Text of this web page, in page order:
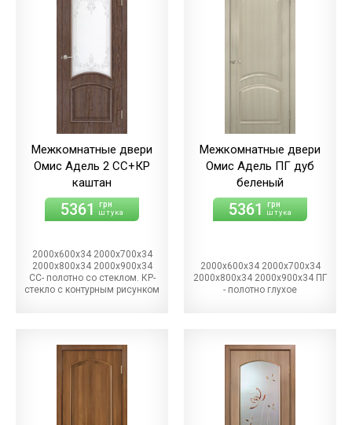
Межкомнатные двери
Омис Адель 2 СС+КР
каштан
5361 грн
штука
2000х600х34 2000х700х34
2000х800х34 2000х900х34
СС- полотно со стеклом. КР-
стекло с контурным рисунком
Межкомнатные двери
Омис Адель ПГ дуб
беленый
5361 грн
штука
2000х600х34 2000х700х34
2000х800х34 2000х900х34 ПГ
- полотно глухое